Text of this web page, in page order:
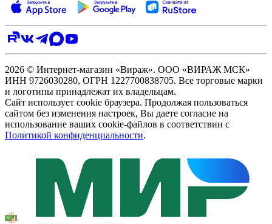
2026 © Интернет-магазин «Вираж». ООО «ВИРАЖ МСК»
ИНН 9726030280, ОГРН 1227700838705. Все торговые марки
и логотипы принадлежат их владельцам.
Сайт использует cookie браузера. Продолжая пользоваться
сайтом без изменения настроек, Вы даете согласие на
использование ваших cookie-файлов в соответствии с
Политикой конфиденциальности.